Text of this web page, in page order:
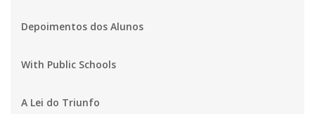
Depoimentos dos Alunos
With Public Schools
A Lei do Triunfo